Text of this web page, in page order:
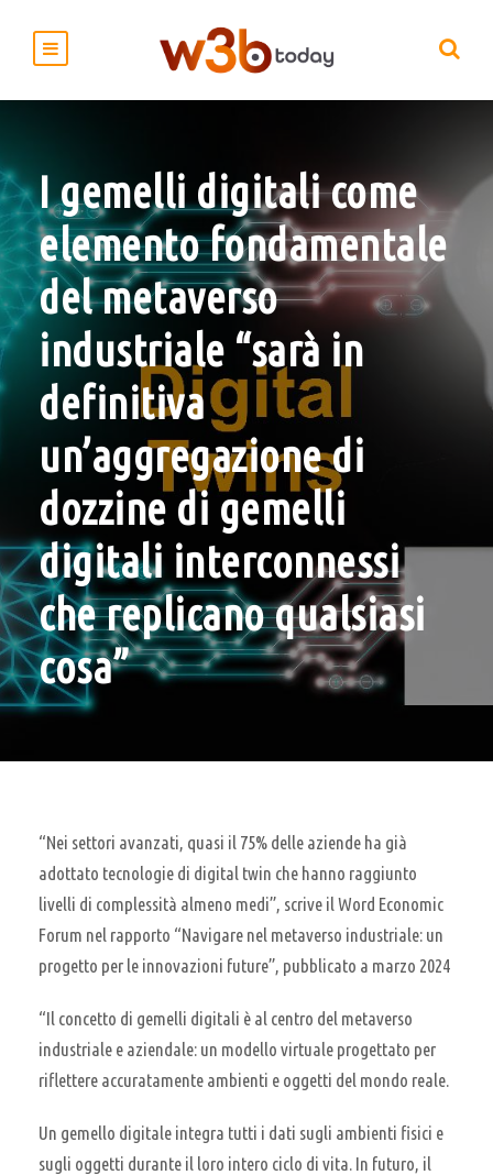
I gemelli digitali come
elemento fondamentale
del metaverso
industriale “sarà in
definitiva
un’aggregazione di
dozzine di gemelli
digitali interconnessi
che replicano qualsiasi
cosa”
“Nei settori avanzati, quasi il 75% delle aziende ha già
adottato tecnologie di digital twin che hanno raggiunto
livelli di complessità almeno medi”, scrive il Word Economic
Forum nel rapporto “Navigare nel metaverso industriale: un
progetto per le innovazioni future”, pubblicato a marzo 2024
“Il concetto di gemelli digitali è al centro del metaverso
industriale e aziendale: un modello virtuale progettato per
riflettere accuratamente ambienti e oggetti del mondo reale.
Un gemello digitale integra tutti i dati sugli ambienti fisici e
sugli oggetti durante il loro intero ciclo di vita. In futuro, il